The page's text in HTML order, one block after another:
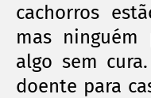
cachorros
mas ninguém
algo sem
doente para